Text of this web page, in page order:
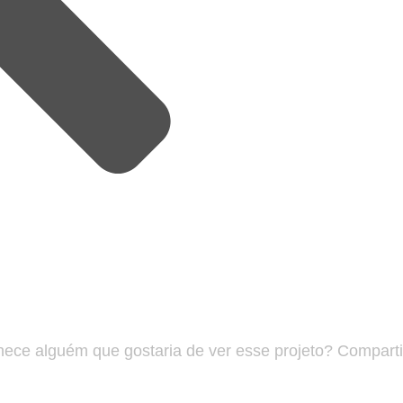
alguém que gostaria de ver esse projeto?